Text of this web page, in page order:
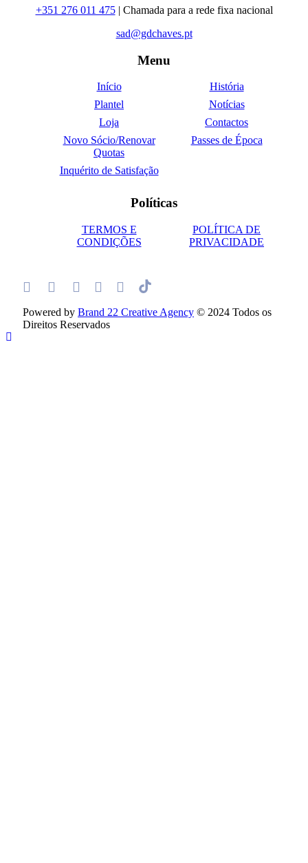
+351 276 011 475| Chamada para a rede fixa nacional
sad@gdchaves.pt
Menu
Início
História
Plantel
Notícias
Loja
Contactos
Novo Sócio/Renovar
Quotas
Passes de Época
Inquérito de Satisfação
Políticas
TERMOS E
CONDIÇÕES
POLÍTICA DE
PRIVACIDADE
Powered by Brand 22 Creative Agency © 2024 Todos os
Direitos Reservados